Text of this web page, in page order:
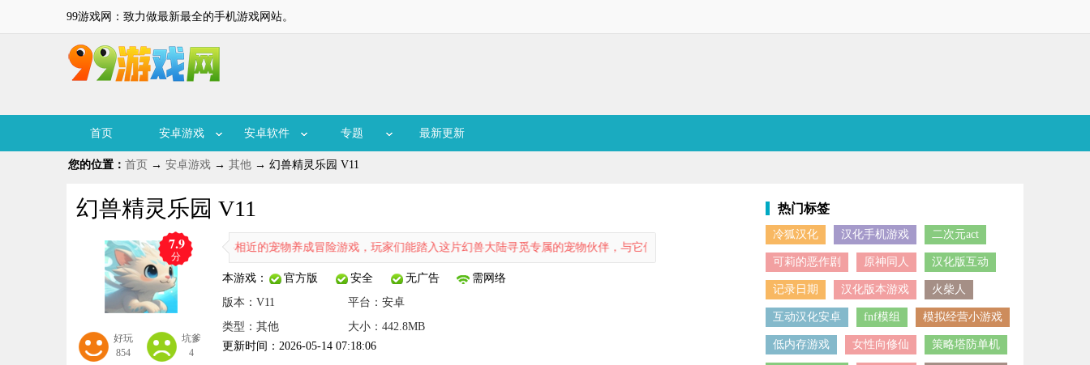
99游戏网：致力做最新最全的手机游戏网站。
首页 安卓游戏 安卓软件 专题 最新更新
您的位置： 首页 → 安卓游戏 → 其他 → 幻兽精灵乐园 V11
幻兽精灵乐园 V11
7.9
分
好玩
854
坑爹
4
灵乐园是一款与“幻兽帕鲁”风格相近的宠物养成冒险游戏，玩家们能踏入这片幻兽大陆寻觅专属的宠物伙伴，与它们缔结更深厚的羁绊，并肩作战，攻克更多强力敌人。游戏玩法多样、内容充实，还设有完善的宠物
本游戏： 官方版 安全 无广告
需网络
版本：V11
平台： 安卓
类型：其他
大小：442.8MB
更新时间：2026-05-14 07:18:06
热门标签
冷狐汉化 汉化手机游戏 二次元act
可莉的恶作剧 原神同人 汉化版互动
记录日期 汉化版本游戏 火柴人
互动汉化安卓 fnf模组 模拟经营小游戏
低内存游戏 女性向修仙 策略塔防单机